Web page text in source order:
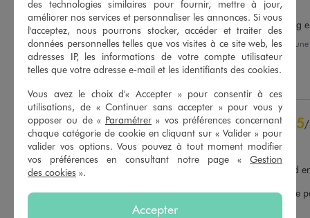
Basé sur 62
avis soumis à un
contrôle
5étoiles
52
4étoiles
8
3étoiles
0
2étoiles
1
1étoile
Trier les avis
Avis vérifié et récompensé
Bien en taille mais trop long
Avis du02/06/2026 , suite à
20/05/2026 parLydia L.
5/
Avis vérifié et récompensé
Il taille bien
Très légèrement trop grand
Je regrette quand même ne
des technologies similaires pour fournir, mettre à jour,
améliorer nos services et personnaliser les annonces. Si vous
l'acceptez, nous pourrons stocker, accéder et traiter des
données personnelles telles que vos visites à ce site web, les
adresses IP, les informations de votre compte utilisateur
telles que votre adresse e-mail et les identifiants des cookies.
Vous avez le choix d'« Accepter » pour consentir à ces
utilisations, de « Continuer sans accepter » pour vous y
opposer ou de « Paramétrer » vos préférences concernant
chaque catégorie de cookie en cliquant sur « Valider » pour
valider vos options. Vous pouvez à tout moment modifier
vos préférences en consultant notre page « Gestion
des cookies ».
Accepter